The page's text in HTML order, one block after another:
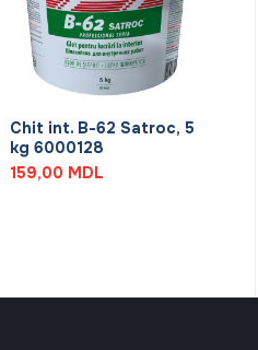
Chit int. B-62 Satroc, 5
kg 6000128
159,00 MDL